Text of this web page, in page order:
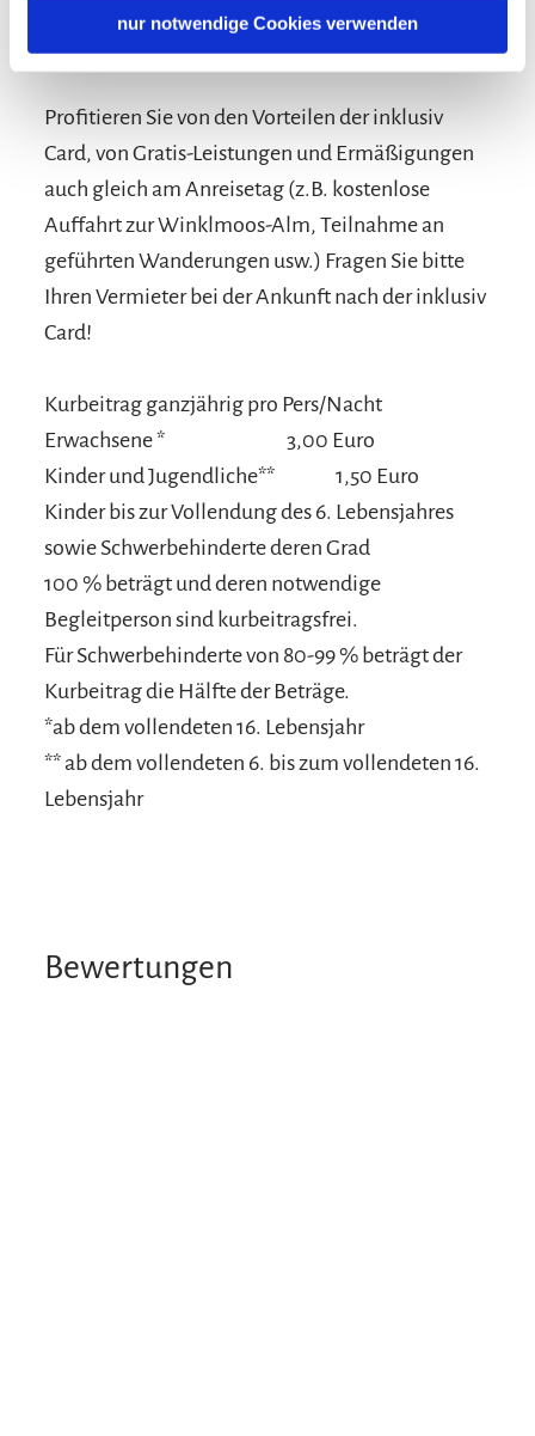
nur notwendige Cookies verwenden
Konditionen/Extras
Profitieren Sie von den Vorteilen der inklusiv
Card, von Gratis-Leistungen und Ermäßigungen
auch gleich am Anreisetag (z.B. kostenlose
Auffahrt zur Winklmoos-Alm, Teilnahme an
geführten Wanderungen usw.) Fragen Sie bitte
Ihren Vermieter bei der Ankunft nach der inklusiv
Card!
Kurbeitrag ganzjährig pro Pers/Nacht
Erwachsene *
3,00 Euro
Kinder und Jugendliche**
1,50 Euro
Kinder bis zur Vollendung des 6. Lebensjahres
sowie Schwerbehinderte deren Grad
100 % beträgt und deren notwendige
Begleitperson sind kurbeitragsfrei.
Für Schwerbehinderte von 80-99 % beträgt der
Kurbeitrag die Hälfte der Beträge.
*ab dem vollendeten 16. Lebensjahr
** ab dem vollendeten 6. bis zum vollendeten 16.
Lebensjahr
Bewertungen